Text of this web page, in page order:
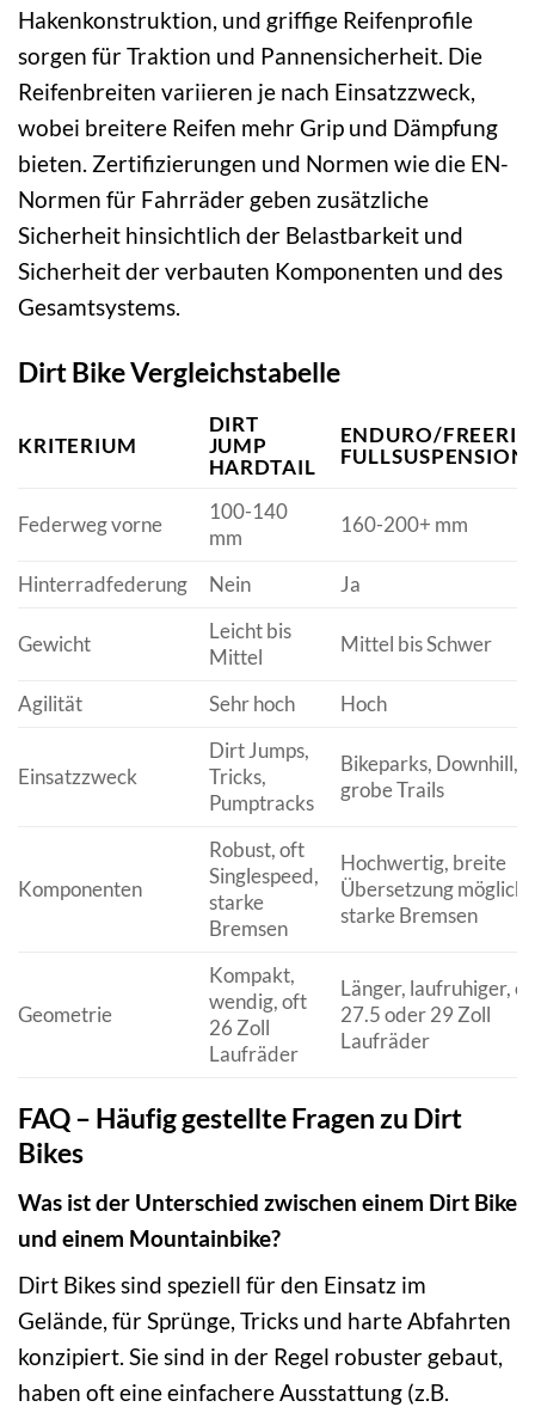
Hakenkonstruktion, und griffige Reifenprofile
sorgen für Traktion und Pannensicherheit. Die
Reifenbreiten variieren je nach Einsatzzweck,
wobei breitere Reifen mehr Grip und Dämpfung
bieten. Zertifizierungen und Normen wie die EN-
Normen für Fahrräder geben zusätzliche
Sicherheit hinsichtlich der Belastbarkeit und
Sicherheit der verbauten Komponenten und des
Gesamtsystems.
Dirt Bike Vergleichstabelle
KRITERIUM
DIRT
JUMP
HARDTAIL
ENDURO/
FULLSUSPENSION
Federweg vorne
100-140
mm
160-200+ mm
Hinterradfederung Nein Ja
Gewicht
Leicht bis
Mittel
Mittel bis Schwer
Agilität Sehr hoch Hoch
Einsatzzweck
Dirt Jumps,
Tricks,
Pumptracks
Bikeparks, Downhill,
grobe Trails
Komponenten
Robust, oft
Singlespeed,
starke
Bremsen
Hochwertig, breite
Übersetzung möglich,
starke Bremsen
Geometrie
Kompakt,
wendig, oft
26 Zoll
Laufräder
Länger, laufruhiger,
27.5 oder 29 Zoll
Laufräder
FAQ – Häufig gestellte Fragen zu Dirt
Bikes
Was ist der Unterschied zwischen einem Dirt Bike
und einem Mountainbike?
Dirt Bikes sind speziell für den Einsatz im
Gelände, für Sprünge, Tricks und harte Abfahrten
konzipiert. Sie sind in der Regel robuster gebaut,
haben oft eine einfachere Ausstattung (z.B.